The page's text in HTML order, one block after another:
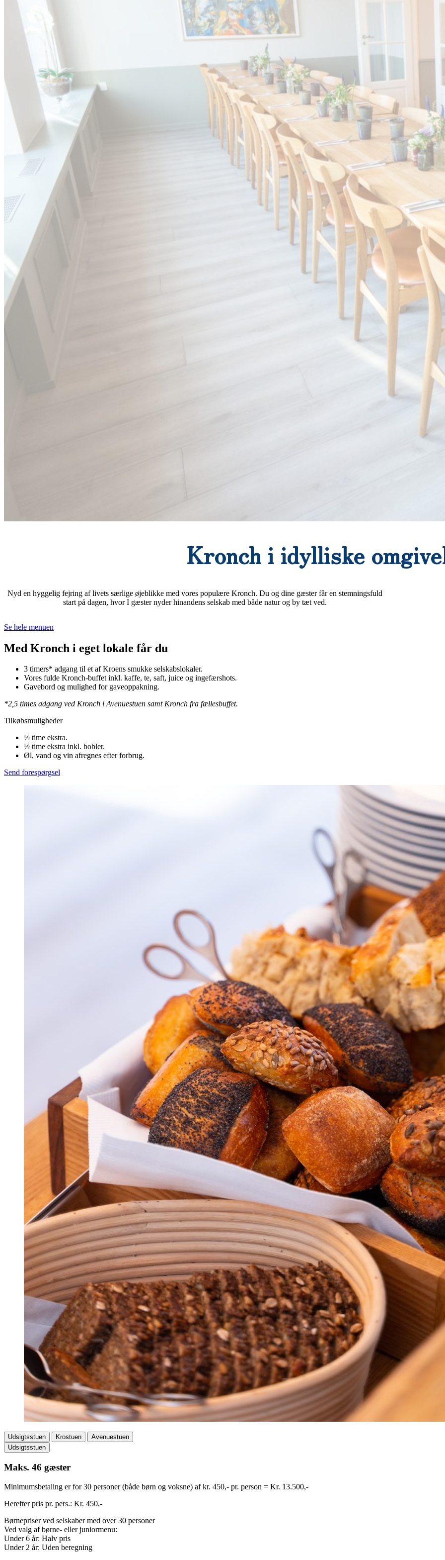
Kronch i idylliske
Nyd en hyggelig fejring af livets særlige øjeblikke med vores populære Kronch. Du og dine gæster får en stemningsfuld
start på dagen, hvor I gæster nyder hinandens selskab med både natur og by tæt ved.
Se hele menuen
Med Kronch i eget lokale får du
3 timers* adgang til et af Kroens smukke selskabslokaler.
Vores fulde Kronch-buffet inkl. kaffe, te, saft, juice og ingefærshots.
Gavebord og mulighed for gaveoppakning.
*2,5 times adgang ved Kronch i Avenuestuen samt Kronch fra fællesbuffet.
Tilkøbsmuligheder
½ time ekstra.
½ time ekstra inkl. bobler.
Øl, vand og vin afregnes efter forbrug.
Send forespørgsel
Udsigtsstuen Krostuen
Avenuestuen
Udsigtsstuen
Maks. 46 gæster
Minimumsbetaling er for 30 personer (både børn og voksne) af kr. 450,- pr. person = Kr. 13.500,-
Herefter pris pr. pers.: Kr. 450,-
Børnepriser ved selskaber med over 30 personer
Ved valg af børne- eller juniormenu:
Under 6 år: Halv pris
Under 2 år: Uden beregning